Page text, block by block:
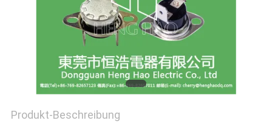
Produkt-Beschreibung